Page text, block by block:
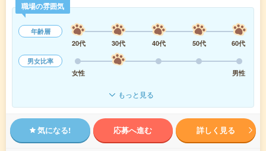
職場の雰囲気
年齢層
20代
30代 40代 50代
60代
男女比率
女性
男性
もっと見る
気になる! 応募へ進む 詳しく見る